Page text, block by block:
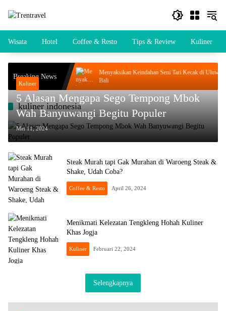
Wisata Hotel Coffee & Resto Tips & Review Kuliner
Breaking News
Kuliner Unik di
Menyaksikan Keindahan Seni Tari Kecak di Uluwatu
Bali
kuliner indonesia
Kuliner
5 Alasan Mengapa Sego Tempong Mbok
Wah Banyuwangi Begitu Populer
Mei 11, 2024
Steak Murah tapi Gak Murahan di Waroeng Steak &
Shake, Udah Coba?
Coffee & Resto April 26, 2024
Menikmati Kelezatan Tengkleng Hohah Kuliner
Khas Jogja
Kuliner Februari 22, 2024
Selengkapnya